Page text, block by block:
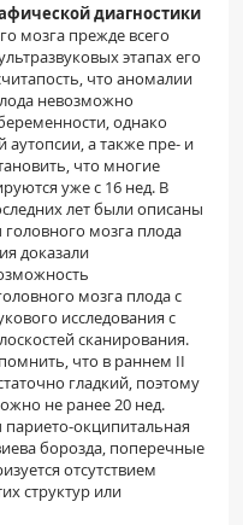
диагностики
мозга прежде всего
этапах его
что аномалии
невозможно
однако
аутопсии, а также пре- и
что многие
уже с 16 нед. В
лет были описаны
мозга плода
доказали
мозга плода с
исследования с
сканирования.
что в раннем II
гладкий, поэтому
не ранее 20 нед.
окципитальная
борозда, поперечные
отсутствием
структур или